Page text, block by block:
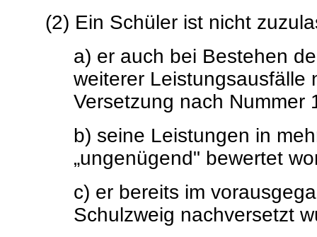
(2) Ein Schüler ist nicht
a) er auch bei Bestehen
weiterer Leistungsausfälle
Versetzung nach Nummer
b) seine Leistungen in
„ungenügend" bewertet
c) er bereits im
Schulzweig nachversetzt